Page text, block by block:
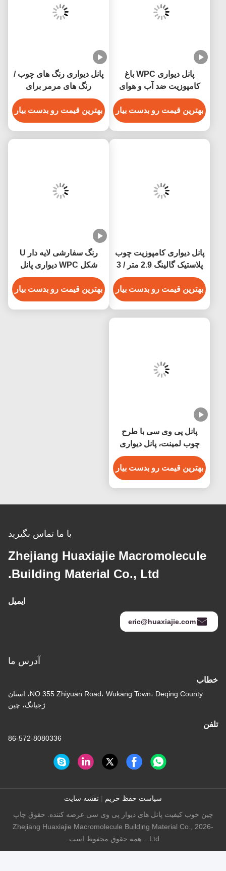
پانل دیواری WPC باغ
کامپوزیت ضد آب و هوای
داخلی 200mm X 16mm
بهترین قیمت رو بدست بیار
پانل دیواری رنگ های چوب /
رنگ های مرمر برای
دکوراسیون فضای داخلی
داخلی 2.9 متر / 3 متر طول
موجود
بهترین قیمت رو بدست بیار
پانل دیواری کامپوزیت چوب
پلاستیک گالینگ 2.9 متر / 3
متر طول سفارشی شده
است
بهترین قیمت رو بدست بیار
رنگ سفارشی لایه دار U
شکل WPC دیواری پانل
تزئینات پانل PVC برای
حمام خانه
بهترین قیمت رو بدست بیار
پانل پی وی سی با طرح
چوب لمینت، پانل دیواری
WPC، دکوراسیون داخلی
خانه، حمام
بهترین قیمت رو بدست بیار
با ما تماس بگیرید
Zhejiang Huaxiajie Macromolecule
Building Material Co., Ltd.
ایمیل
eric@huaxiajie.com
آدرس ما
خطاب
NO 355 Zhiyuan Road، Wukang Town، Deqing County، استان
ژجیانگ، چین
تلفن
86-572-8080336
سیاست حفظ حریم| نقشه سایت
چین خوب کیفیت پانل های دیوار پی وی سی عرضه کننده. حقوق چاپ
-2026 Zhejiang Huaxiajie Macromolecule Building Material Co.,
Ltd. . همه حقوق محفوظ است.